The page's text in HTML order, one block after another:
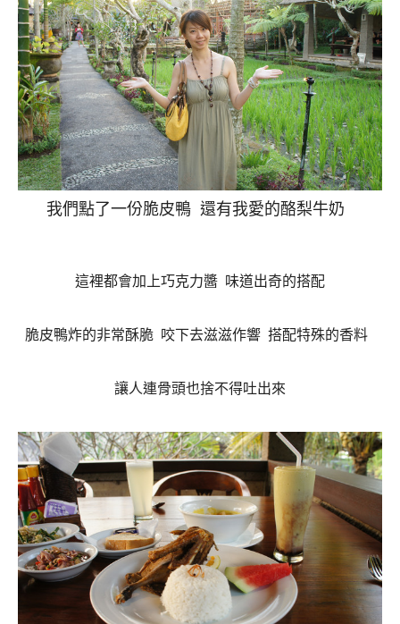
我們點了一份脆皮鴨 還有我愛的酪梨牛奶
這裡都會加上巧克力醬 味道出奇的搭配
脆皮鴨炸的非常酥脆 咬下去滋滋作響 搭配特殊的香料
讓人連骨頭也捨不得吐出來